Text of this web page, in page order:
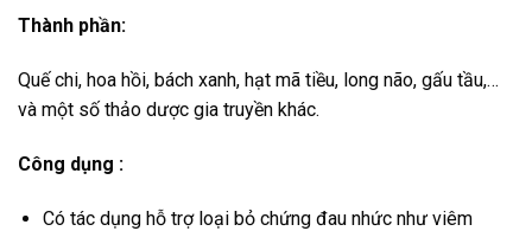
Thành phần:
Quế chi, hoa hồi, bách xanh, hạt mã tiều, long não, gấu tầu,…
và một số thảo dược gia truyền khác.
Công dụng :
Có tác dụng hỗ trợ loại bỏ chứng đau nhức như viêm